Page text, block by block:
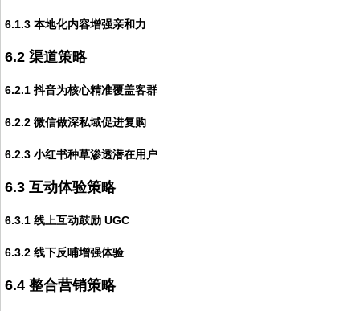
6.1.3 本地化内容增强亲和力
6.2 渠道策略
6.2.1 抖音为核心精准覆盖客群
6.2.2 微信做深私域促进复购
6.2.3 小红书种草渗透潜在用户
6.3 互动体验策略
6.3.1 线上互动鼓励 UGC
6.3.2 线下反哺增强体验
6.4 整合营销策略